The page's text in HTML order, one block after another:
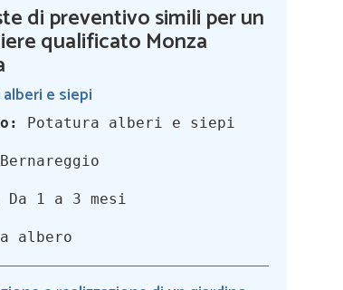
di preventivo simili per un
qualificato Monza
e siepi
Potatura alberi e siepi
Bernareggio
Da 1 a 3 mesi
albero